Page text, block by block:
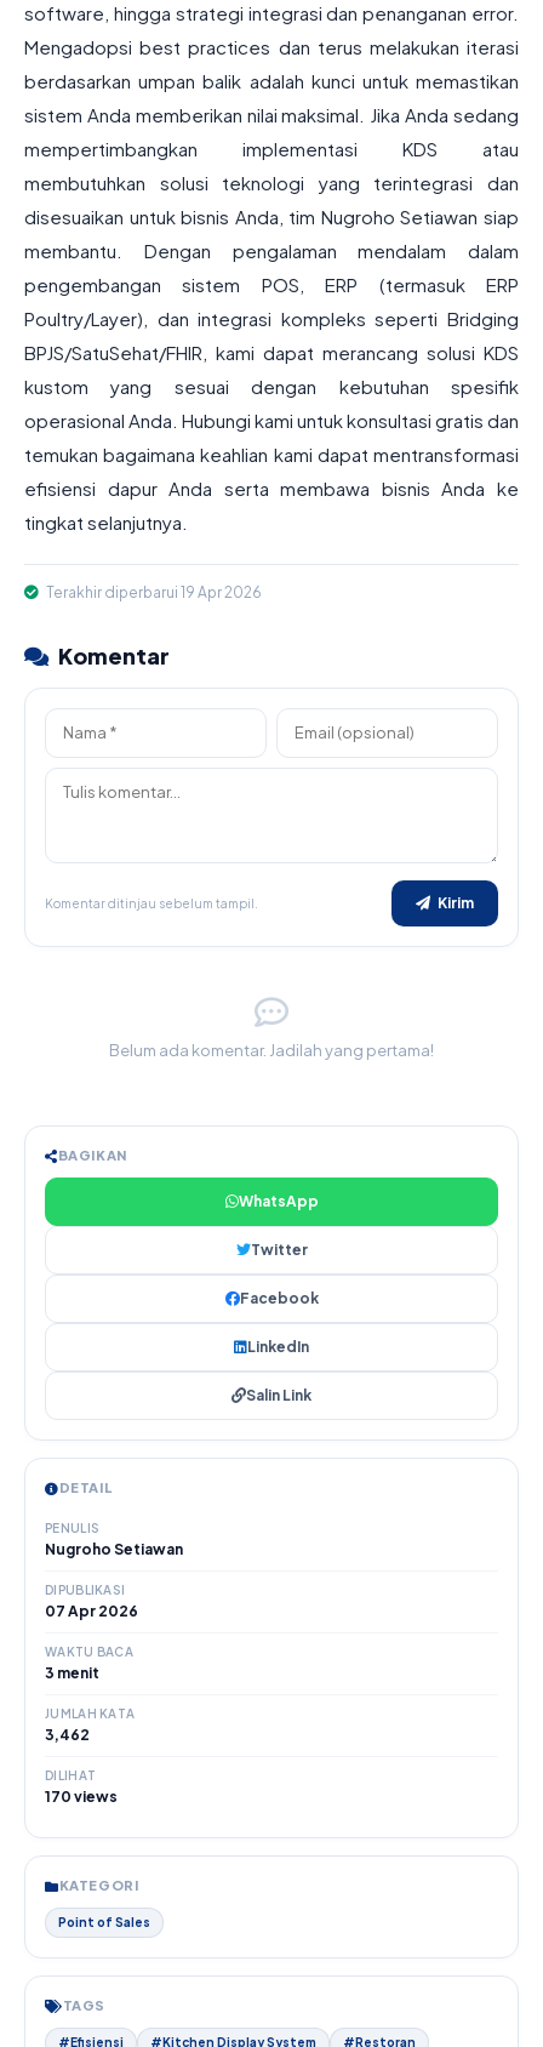
software, hingga strategi integrasi dan penanganan error.
Mengadopsi best practices dan terus melakukan iterasi
berdasarkan umpan balik adalah kunci untuk memastikan
sistem Anda memberikan nilai maksimal. Jika Anda sedang
mempertimbangkan implementasi KDS atau
membutuhkan solusi teknologi yang terintegrasi dan
disesuaikan untuk bisnis Anda, tim Nugroho Setiawan siap
membantu. Dengan pengalaman mendalam dalam
pengembangan sistem POS, ERP (termasuk ERP
Poultry/Layer), dan integrasi kompleks seperti Bridging
BPJS/SatuSehat/FHIR, kami dapat merancang solusi KDS
kustom yang sesuai dengan kebutuhan spesifik
operasional Anda. Hubungi kami untuk konsultasi gratis dan
temukan bagaimana keahlian kami dapat mentransformasi
efisiensi dapur Anda serta membawa bisnis Anda ke
tingkat selanjutnya.
Terakhir diperbarui 19 Apr 2026
Komentar
Komentar ditinjau sebelum tampil. Kirim
Belum ada komentar. Jadilah yang pertama!
BAGIKAN
WhatsApp
Twitter
Facebook
LinkedIn
Salin Link
DETAIL
PENULIS
Nugroho Setiawan
DIPUBLIKASI
07 Apr 2026
WAKTU BACA
3 menit
JUMLAH KATA
3,462
DILIHAT
170 views
KATEGORI
Point of Sales
TAGS
#Efisiensi #Kitchen Display System #Restoran